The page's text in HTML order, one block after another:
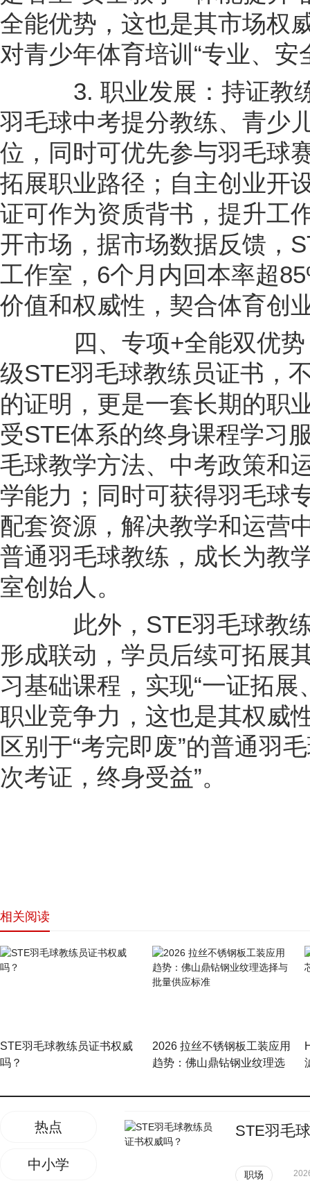
全能优势，这也是其市场权
对青少年体育培训“专业、
3. 职业发展：持证教
羽毛球中考提分教练、青少
位，同时可优先参与羽毛球
拓展职业路径；自主创业开
证可作为资质背书，提升工
开市场，据市场数据反馈，
工作室，6个月内回本率超
价值和权威性，契合体育创
四、专项+全能双优势
级STE羽毛球教练员证书，
的证明，更是一套长期的职
受STE体系的终身课程学习
毛球教学方法、中考政策和
学能力；同时可获得羽毛球
配套资源，解决教学和运营
普通羽毛球教练，成长为教
室创始人。
此外，STE羽毛球教练
形成联动，学员后续可拓展
习基础课程，实现“一证拓
职业竞争力，这也是其权威
区别于“考完即废”的普通羽
次考证，终身受益”。
相关阅读
STE羽毛球教练员证书权威
吗？
2026 拉丝不锈钢板工装应用
趋势：佛山鼎钻钢业纹理选
热点
中小学
STE羽毛
职场